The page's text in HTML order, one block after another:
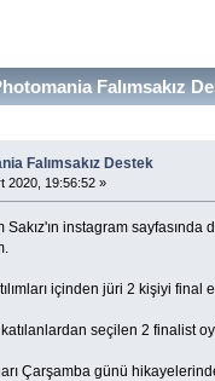
Falımsakız
Falımsakız Destek
2020, 19:56:52 »
Sakız'ın instagram
içinden jüri 2 kişiyi
seçilen 2 finalist
Çarşamba günü